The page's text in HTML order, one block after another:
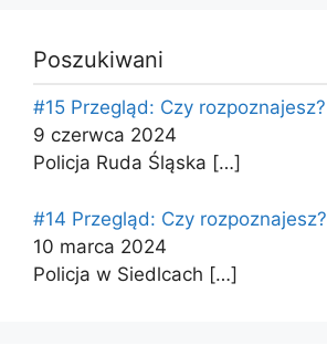
Poszukiwani
#15 Przegląd: Czy rozpoznajesz?
9 czerwca 2024
Policja Ruda Śląska […]
#14 Przegląd: Czy rozpoznajesz?
10 marca 2024
Policja w Siedlcach […]